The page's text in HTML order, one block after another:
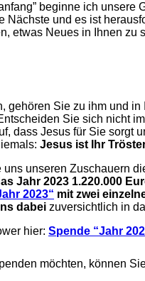
beginne ich
Nächste und es ist
etwas Neues in Ihnen
gehören Sie zu ihm und
Sie sich nicht
dass Jesus für Sie sorgt
Jesus ist Ihr
unseren Zuschauern
Jahr 2023 1.220.000
2023“ mit zwei
dabei zuversichtlich in
hier: Spende “Jahr
möchten, können